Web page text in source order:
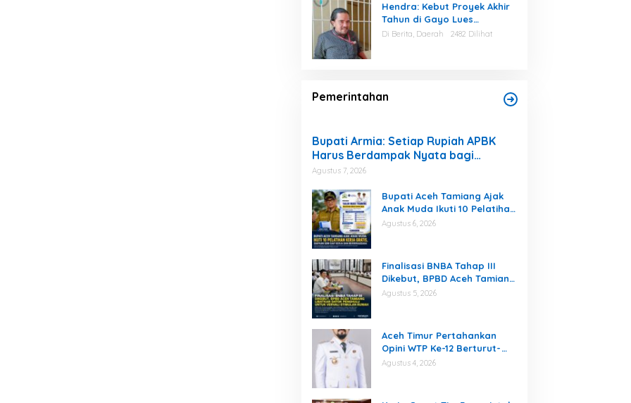
Hendra: Kebut Proyek Akhir
Tahun di Gayo Lues
Berpotensi Asal Dikerjakan
Di Berita, Daerah 2482 Dilihat
Pemerintahan
Bupati Armia: Setiap Rupiah APBK
Harus Berdampak Nyata bagi
Masyarakat
Agustus 7, 2026
Bupati Aceh Tamiang Ajak
Anak Muda Ikuti 10 Pelatihan
Kerja Gratis, Siapkan SDM
Agustus 6, 2026
Finalisasi BNBA Tahap III
Dikebut, BPBD Aceh Tamiang
Libatkan Datok Penghulu
Agustus 5, 2026
Aceh Timur Pertahankan
Opini WTP Ke-12 Berturut-
turut
Agustus 4, 2026